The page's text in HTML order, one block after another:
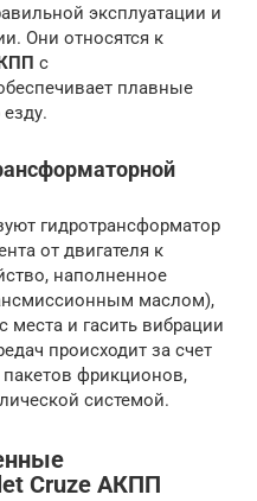
эксплуатации и
Они относятся к
с
плавные
гидротрансформатор
от двигателя к
наполненное
маслом),
места и гасить вибрации
происходит за счет
фрикционов,
системой.
Cruze АКПП